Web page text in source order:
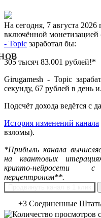
На сегодня, 7 августа
включённой монетизацией
- Topic заработал бы:
305 тысяч 83.001 рублей!*
Girugamesh - Topic
секунду, 67 рублей в день
Подсчёт дохода ведётся с
История изменений канала
взломы).
*Прибыль канала
на квантовых
крипто-нейросети
перцептроном**.
+3 Соединенные